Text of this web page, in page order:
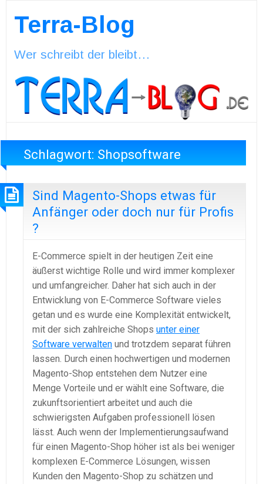
Terra-Blog
Wer schreibt der bleibt…
Schlagwort: Shopsoftware
Sind Magento-Shops etwas für
Anfänger oder doch nur für Profis
?
E-Commerce spielt in der heutigen Zeit eine
äußerst wichtige Rolle und wird immer komplexer
und umfangreicher. Daher hat sich auch in der
Entwicklung von E-Commerce Software vieles
getan und es wurde eine Komplexität entwickelt,
mit der sich zahlreiche Shops unter einer
Software verwalten und trotzdem separat führen
lassen. Durch einen hochwertigen und modernen
Magento-Shop entstehen dem Nutzer eine
Menge Vorteile und er wählt eine Software, die
zukunftsorientiert arbeitet und auch die
schwierigsten Aufgaben professionell lösen
lässt. Auch wenn der Implementierungsaufwand
für einen Magento-Shop höher ist als bei weniger
komplexen E-Commerce Lösungen, wissen
Kunden den Magento-Shop zu schätzen und